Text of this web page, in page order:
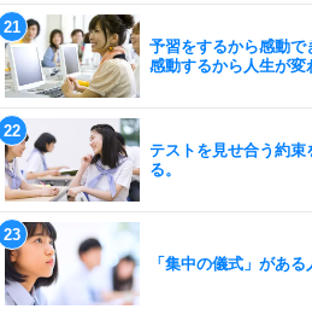
予習をするから感動で
感動するから人生が変
テストを見せ合う約束
る。
「集中の儀式」がある